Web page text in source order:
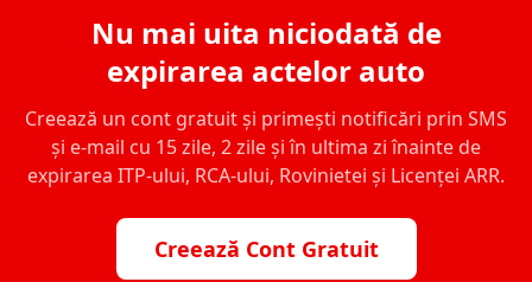
Nu mai uita niciodată de
expirarea actelor auto
Creează un cont gratuit și primești notificări prin SMS
și e-mail cu 15 zile, 2 zile și în ultima zi înainte de
expirarea ITP-ului, RCA-ului, Rovinietei și Licenței ARR.
Creează Cont Gratuit